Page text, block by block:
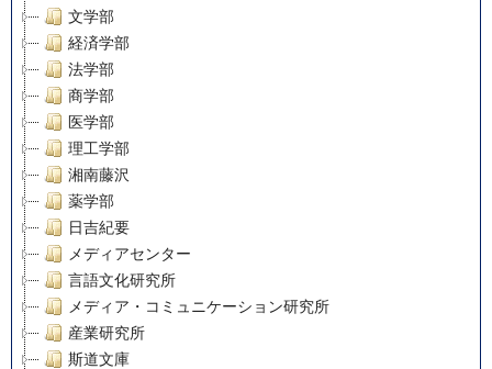
文学部
経済学部
法学部
商学部
医学部
理工学部
湘南藤沢
薬学部
日吉紀要
メディアセンター
言語文化研究所
メディア・コミュニケーション研究所
産業研究所
斯道文庫